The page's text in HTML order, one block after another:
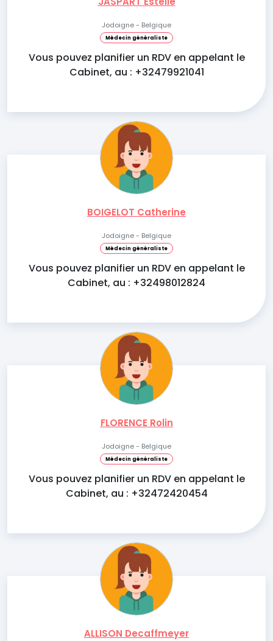
Jodoigne - Belgique
Médecin généraliste
Vous pouvez planifier un RDV en appelant le
Cabinet, au : +32479921041
BOIGELOT Catherine
Jodoigne - Belgique
Médecin généraliste
Vous pouvez planifier un RDV en appelant le
Cabinet, au : +32498012824
FLORENCE Rolin
Jodoigne - Belgique
Médecin généraliste
Vous pouvez planifier un RDV en appelant le
Cabinet, au : +32472420454
ALLISON Decaffmeyer